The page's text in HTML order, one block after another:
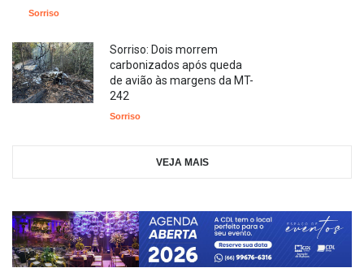
Sorriso
Sorriso: Dois morrem
carbonizados após queda
de avião às margens da MT-
242
Sorriso
VEJA MAIS